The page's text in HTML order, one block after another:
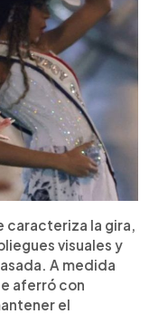
la gira,
visuales y
A medida
aferró con
el